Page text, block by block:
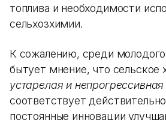
топлива и необходимости
сельхозхимии.
К сожалению, среди молодого
бытует мнение, что сельское
устарелая и
соответствует
постоянные инновации